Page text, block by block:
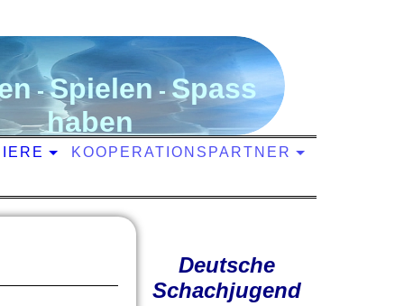
- Spielen - Spass
haben
KOOPERATIONSPARTNER
Deutsche
Schachjugend